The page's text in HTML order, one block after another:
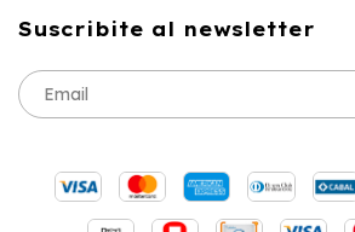
Suscribite al newsletter